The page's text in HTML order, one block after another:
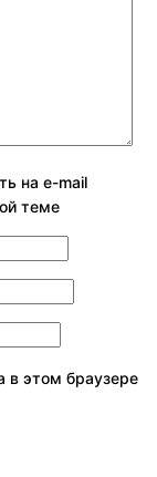
на e-mail
теме
в этом браузере